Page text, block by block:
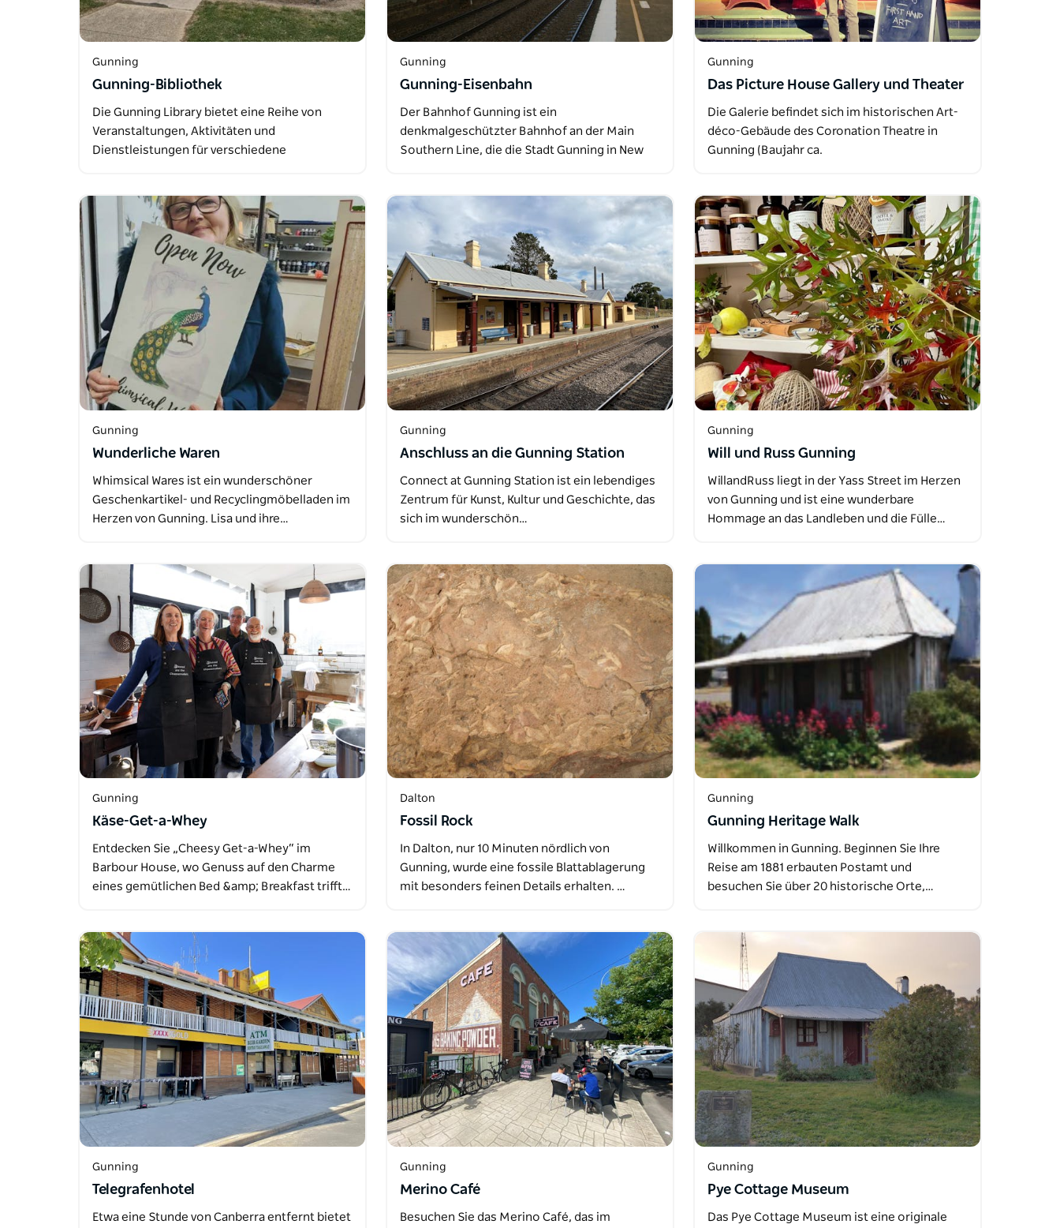
Gunning
Gunning-Bibliothek
Die Gunning Library bietet eine Reihe von
Veranstaltungen, Aktivitäten und
Dienstleistungen für verschiedene
Gunning
Gunning-Eisenbahn
Der Bahnhof Gunning ist ein
denkmalgeschützter Bahnhof an der Main
Southern Line, die die Stadt Gunning in New
Gunning
Das Picture House Gallery und Theater
Die Galerie befindet sich im historischen Art-
déco-Gebäude des Coronation Theatre in
Gunning (Baujahr ca.
Gunning
Wunderliche Waren
Whimsical Wares ist ein wunderschöner
Geschenkartikel- und Recyclingmöbelladen im
Herzen von Gunning. Lisa und ihre…
Gunning
Anschluss an die Gunning Station
Connect at Gunning Station ist ein lebendiges
Zentrum für Kunst, Kultur und Geschichte, das
sich im wunderschön…
Gunning
Will und Russ Gunning
WillandRuss liegt in der Yass Street im Herzen
von Gunning und ist eine wunderbare
Hommage an das Landleben und die Fülle…
Gunning
Käse-Get-a-Whey
Entdecken Sie „Cheesy Get-a-Whey“ im
Barbour House, wo Genuss auf den Charme
eines gemütlichen Bed &amp; Breakfast trifft…
Dalton
Fossil Rock
In Dalton, nur 10 Minuten nördlich von
Gunning, wurde eine fossile Blattablagerung
mit besonders feinen Details erhalten. …
Gunning
Gunning Heritage Walk
Willkommen in Gunning. Beginnen Sie Ihre
Reise am 1881 erbauten Postamt und
besuchen Sie über 20 historische Orte,…
Gunning
Telegrafenhotel
Etwa eine Stunde von Canberra entfernt bietet
Gunning
Merino Café
Besuchen Sie das Merino Café, das im
Gunning
Pye Cottage Museum
Das Pye Cottage Museum ist eine originale